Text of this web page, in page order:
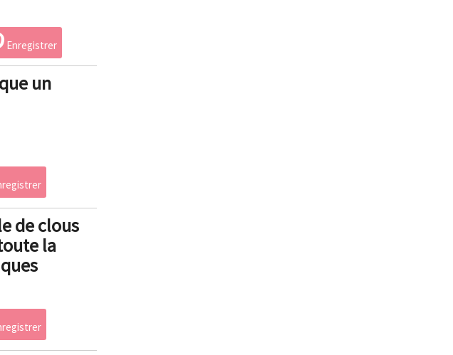
Enregistrer
un
de clous
la